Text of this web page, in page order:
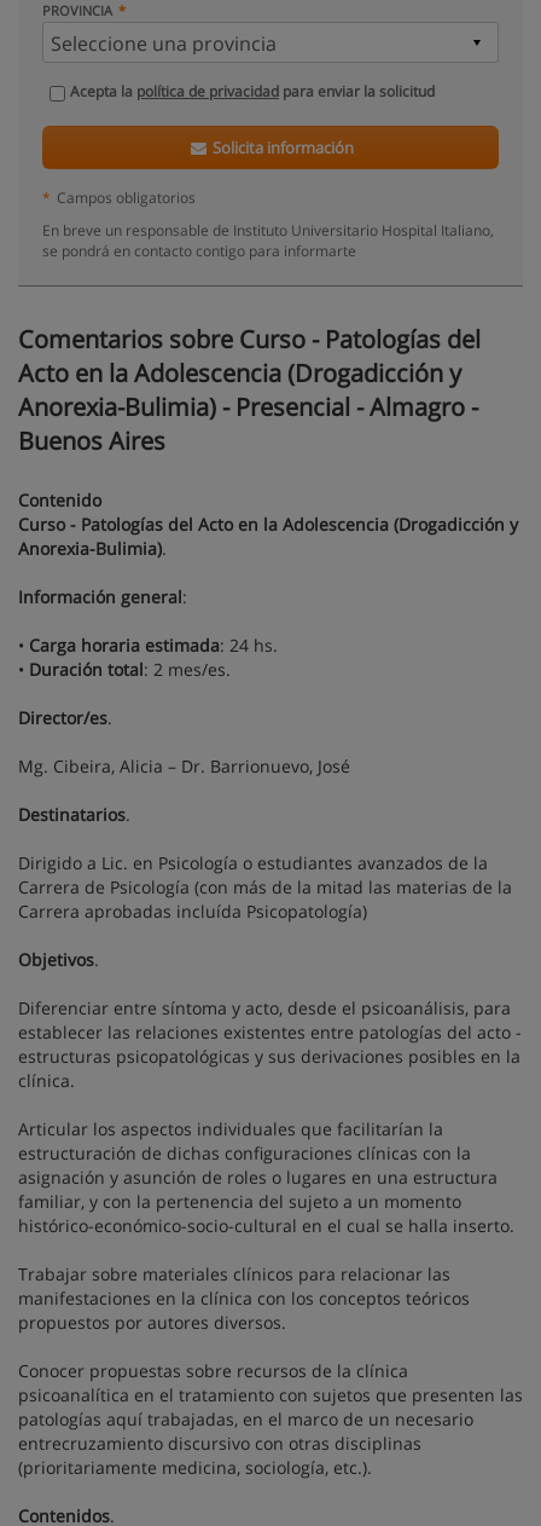
PROVINCIA
Acepta la política de privacidad para enviar la solicitud
Solicita información
* Campos obligatorios
En breve un responsable de Instituto Universitario Hospital Italiano,
se pondrá en contacto contigo para informarte
Comentarios sobre Curso - Patologías del
Acto en la Adolescencia (Drogadicción y
Anorexia-Bulimia) - Presencial - Almagro -
Buenos Aires
Contenido
Curso - Patologías del Acto en la Adolescencia (Drogadicción y
Anorexia-Bulimia).
Información general:
• Carga horaria estimada: 24 hs.
• Duración total: 2 mes/es.
Director/es.
Mg. Cibeira, Alicia – Dr. Barrionuevo, José
Destinatarios.
Dirigido a Lic. en Psicología o estudiantes avanzados de la
Carrera de Psicología (con más de la mitad las materias de la
Carrera aprobadas incluída Psicopatología)
Objetivos.
Diferenciar entre síntoma y acto, desde el psicoanálisis, para
establecer las relaciones existentes entre patologías del acto -
estructuras psicopatológicas y sus derivaciones posibles en la
clínica.
Articular los aspectos individuales que facilitarían la
estructuración de dichas configuraciones clínicas con la
asignación y asunción de roles o lugares en una estructura
familiar, y con la pertenencia del sujeto a un momento
histórico-económico-socio-cultural en el cual se halla inserto.
Trabajar sobre materiales clínicos para relacionar las
manifestaciones en la clínica con los conceptos teóricos
propuestos por autores diversos.
Conocer propuestas sobre recursos de la clínica
psicoanalítica en el tratamiento con sujetos que presenten las
patologías aquí trabajadas, en el marco de un necesario
entrecruzamiento discursivo con otras disciplinas
(prioritariamente medicina, sociología, etc.).
Contenidos.